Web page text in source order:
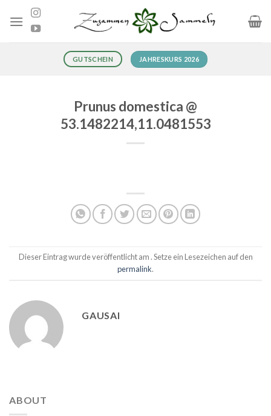
Inhalt
GUTSCHEIN JAHRESKURS 2026
Prunus domestica @
53.1482214,11.0481553
Dieser Eintrag wurde veröffentlicht am . Setze ein Lesezeichen auf den
permalink.
GAUSAI
ABOUT